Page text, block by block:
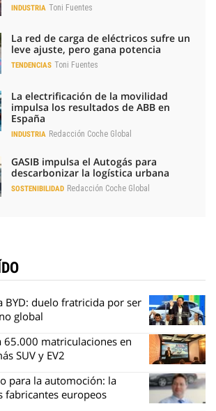
INDUSTRIA Toni Fuentes
La red de carga de eléctricos sufre un
leve ajuste, pero gana potencia
TENDENCIAS Toni Fuentes
La electrificación de la movilidad
impulsa los resultados de ABB en
España
INDUSTRIA Redacción Coche Global
GASIB impulsa el Autogás para
descarbonizar la logística urbana
SOSTENIBILIDAD Redacción Coche Global
BYD: duelo fratricida por ser
global
65.000 matriculaciones en
SUV y EV2
para la automoción: la
fabricantes europeos